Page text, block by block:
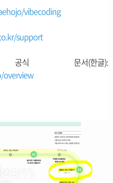
vibecoding
support
문서(한글):
overview